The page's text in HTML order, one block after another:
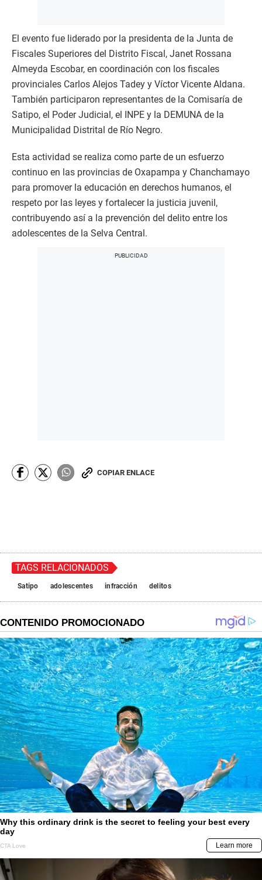
El evento fue liderado por la presidenta de la Junta de
Fiscales Superiores del Distrito Fiscal, Janet Rossana
Almeyda Escobar, en coordinación con los fiscales
provinciales Carlos Alejos Tadey y Víctor Vicente Aldana.
También participaron representantes de la Comisaría de
Satipo, el Poder Judicial, el INPE y la DEMUNA de la
Municipalidad Distrital de Río Negro.
Esta actividad se realiza como parte de un esfuerzo
continuo en las provincias de Oxapampa y Chanchamayo
para promover la educación en derechos humanos, el
respeto por las leyes y fortalecer la justicia juvenil,
contribuyendo así a la prevención del delito entre los
adolescentes de la Selva Central.
COPIAR ENLACE
TAGS RELACIONADOS
Satipo adolescentes infracción delitos